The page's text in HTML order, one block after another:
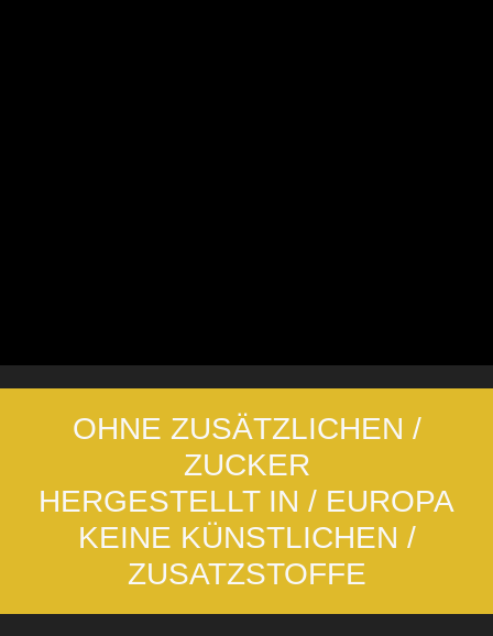
OHNE ZUSÄTZLICHEN /
ZUCKER
HERGESTELLT IN / EUROPA
KEINE KÜNSTLICHEN /
ZUSATZSTOFFE